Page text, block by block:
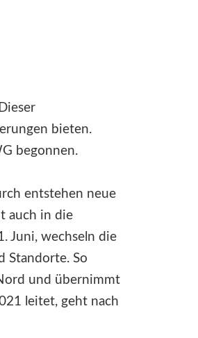
bieten.
begonnen.
entstehen neue
auch in die
Juni, wechseln die
Standorte. So
und übernimmt
leitet, geht nach